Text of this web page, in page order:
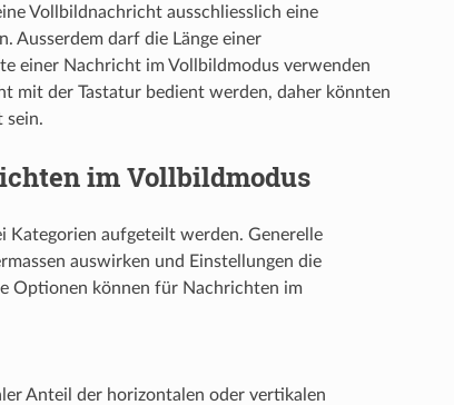
Vollbildnachricht ausschliesslich eine
Ausserdem darf die Länge einer
einer Nachricht im Vollbildmodus verwenden
mit der Tastatur bedient werden, daher könnten
sein.
im Vollbildmodus
Kategorien aufgeteilt werden. Generelle
auswirken und Einstellungen die
Optionen können für Nachrichten im
Anteil der horizontalen oder vertikalen